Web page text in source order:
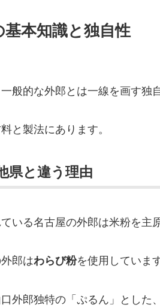
基本知識と独自性
般的な外郎とは一線を画す独
と製法にあります。
県と違う理由
いる名古屋の外郎は米粉を主
郎はわらび粉を使用しています
外郎独特の「ぷるん」とした